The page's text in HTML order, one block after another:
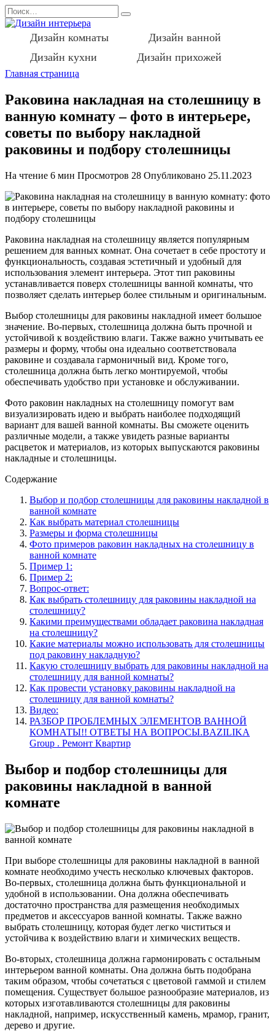
Перейти
к
содержанию
Search
for:
Дизайн комнаты
Дизайн ванной
Дизайн кухни
Дизайн прихожей
Главная страница
Раковина накладная на столешницу в
ванную комнату – фото в интерьере,
советы по выбору накладной
раковины и подбору столешницы
На чтение 6 мин Просмотров 28 Опубликовано 25.11.2023
Раковина накладная на столешницу является популярным
решением для ванных комнат. Она сочетает в себе простоту и
функциональность, создавая эстетичный и удобный для
использования элемент интерьера. Этот тип раковины
устанавливается поверх столешницы ванной комнаты, что
позволяет сделать интерьер более стильным и оригинальным.
Выбор столешницы для раковины накладной имеет большое
значение. Во-первых, столешница должна быть прочной и
устойчивой к воздействию влаги. Также важно учитывать ее
размеры и форму, чтобы она идеально соответствовала
раковине и создавала гармоничный вид. Кроме того,
столешница должна быть легко монтируемой, чтобы
обеспечивать удобство при установке и обслуживании.
Фото раковин накладных на столешницу помогут вам
визуализировать идею и выбрать наиболее подходящий
вариант для вашей ванной комнаты. Вы сможете оценить
различные модели, а также увидеть разные варианты
расцветок и материалов, из которых выпускаются раковины
накладные и столешницы.
Содержание
Выбор и подбор столешницы для раковины накладной в
ванной комнате
Как выбрать материал столешницы
Размеры и форма столешницы
Фото примеров раковин накладных на столешницу в
ванной комнате
Пример 1:
Пример 2:
Вопрос-ответ:
Как выбрать столешницу для раковины накладной на
столешницу?
Какими преимуществами обладает раковина накладная
на столешницу?
Какие материалы можно использовать для столешницы
под раковину накладную?
Какую столешницу выбрать для раковины накладной на
столешницу для ванной комнаты?
Как провести установку раковины накладной на
столешницу для ванной комнаты?
Видео:
РАЗБОР ПРОБЛЕМНЫХ ЭЛЕМЕНТОВ ВАННОЙ
КОМНАТЫ!! ОТВЕТЫ НА ВОПРОСЫ.BAZILIKA
Group . Ремонт Квартир
Выбор и подбор столешницы для
раковины накладной в ванной
комнате
При выборе столешницы для раковины накладной в ванной
комнате необходимо учесть несколько ключевых факторов.
Во-первых, столешница должна быть функциональной и
удобной в использовании. Она должна обеспечивать
достаточно пространства для размещения необходимых
предметов и аксессуаров ванной комнаты. Также важно
выбрать столешницу, которая будет легко чиститься и
устойчива к воздействию влаги и химических веществ.
Во-вторых, столешница должна гармонировать с остальным
интерьером ванной комнаты. Она должна быть подобрана
таким образом, чтобы сочетаться с цветовой гаммой и стилем
помещения. Существует большое разнообразие материалов, из
которых изготавливаются столешницы для раковины
накладной, например, искусственный камень, мрамор, гранит,
дерево и другие.